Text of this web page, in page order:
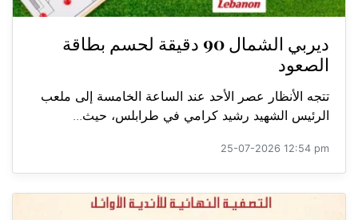
ديربي الشمال 90 دقيقة لحسم بطاقة
الصعود
تتجه الأنظار عصر الأحد عند الساعة الخامسة إلى ملعب
الرئيس الشهيد رشيد كرامي في طرابلس، حيث...
25-07-2026 12:54 pm